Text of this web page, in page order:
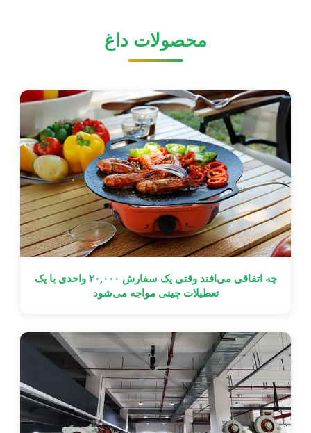
محصولات داغ
چه اتفاقی می‌افتد وقتی یک سفارش ۲۰,۰۰۰ واحدی با یک
تعطیلات چینی مواجه می‌شود